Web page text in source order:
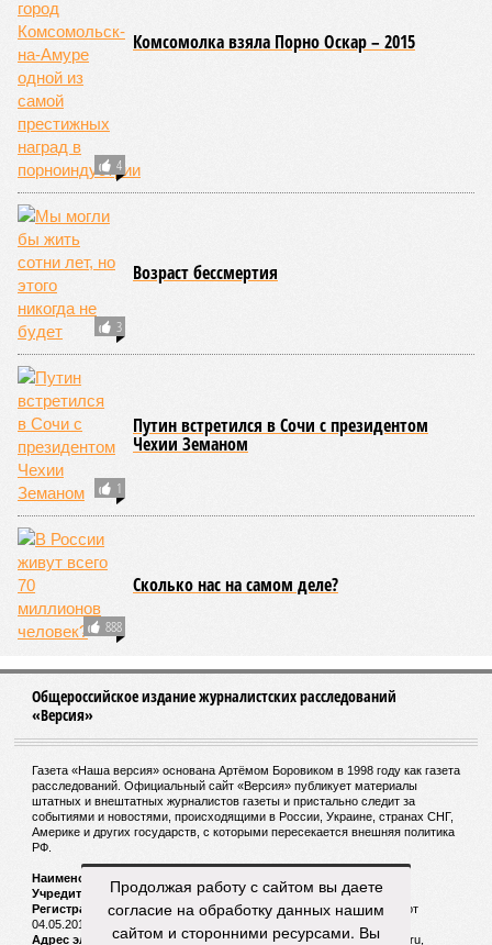
военной формы
забастовку
WP: в США из-за проверки DOGE оказались
заморожены выплаты по медгрантам
СЛУЧАЙНЫЕ СТАТЬИ
Необычные корабли. Плавучий маяк «Ирбенский»
В 1962 году в Финляндии для СССР были
построены два последних плавмаяка
Продолжая работу с сайтом вы даете
согласие на обработку данных нашим
сайтом и сторонними ресурсами. Вы